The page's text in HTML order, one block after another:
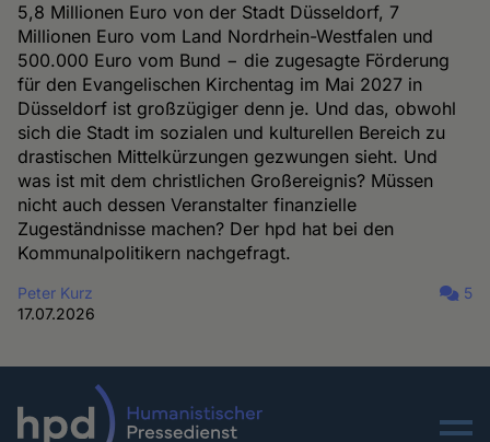
5,8 Millionen Euro von der Stadt Düsseldorf, 7
Millionen Euro vom Land Nordrhein-Westfalen und
500.000 Euro vom Bund − die zugesagte Förderung
für den Evangelischen Kirchentag im Mai 2027 in
Düsseldorf ist großzügiger denn je. Und das, obwohl
sich die Stadt im sozialen und kulturellen Bereich zu
drastischen Mittelkürzungen gezwungen sieht. Und
was ist mit dem christlichen Großereignis? Müssen
nicht auch dessen Veranstalter finanzielle
Zugeständnisse machen? Der hpd hat bei den
Kommunalpolitikern nachgefragt.
Peter Kurz
17.07.2026
5